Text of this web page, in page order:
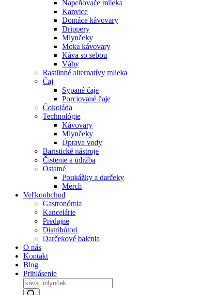
Napeňovače mlieka
Kanvice
Domáce kávovary
Drippery
Mlynčeky
Moka kávovary
Káva so sebou
Váhy
Rastlinné alternatívy mlieka
Čaj
Sypané čaje
Porciované čaje
Čokoláda
Technológie
Kávovary
Mlynčeky
Úprava vody
Baristické nástroje
Čistenie a údržba
Ostatné
Poukážky a darčeky
Merch
Veľkoobchod
Gastronómia
Kancelárie
Predajne
Distribútori
Darčekové balenia
O nás
Kontakt
Blog
Prihlásenie
Products
search